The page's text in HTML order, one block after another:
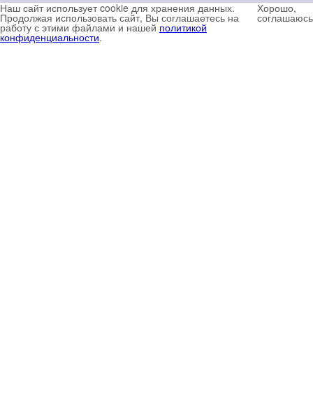
Наш сайт использует cookie для хранения данных.
Продолжая использовать сайт, Вы соглашаетесь на
работу с этими файлами и нашей политикой
конфиденциальности.
Хорошо,
соглашаюсь